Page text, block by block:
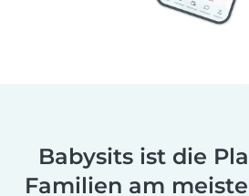
Babysits ist die
Familien am